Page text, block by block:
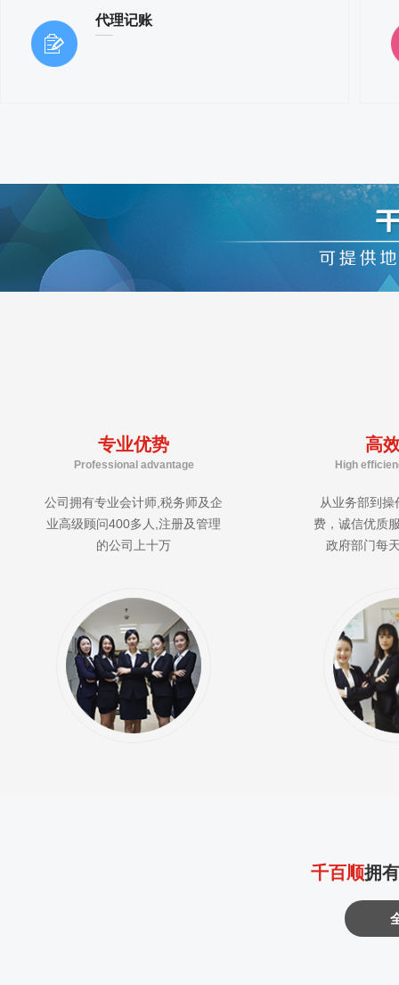
代理记账
专业优势
Professional advantage
公司拥有专业会计师,税务师及企
业高级顾问400多人,注册及管理
的公司上十万
高
High
从业务部到操
费，诚信优质
政府部门每
千百顺拥有